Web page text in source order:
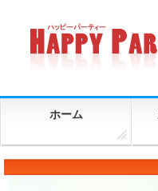
ホーム